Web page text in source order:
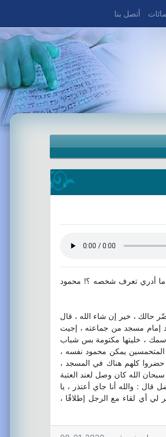
أتصل بنا
ما أدري تعرف شخصه ؟! محمود
حالك ، خير إن شاء الله ، قال
إمام مسجد من جماعته ، إجيت
، خليتها مكتومة بس شباب
المتحمسين يمكن محمود نفسه ،
كلهم هناك في المسجد ،
الله كان وصل لعند العتبة
: والله أنا جاي أعتذر ، يا
لي أي لقاء مع الرجل إطلاقًا ،